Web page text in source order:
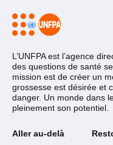
L’UNFPA est l’agence
des questions de santé
mission est de créer un
grossesse est désirée et
danger. Un monde dans
pleinement son potentiel.
Aller au-delà